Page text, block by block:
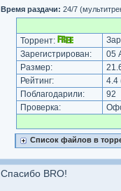
Время раздачи: 24/7
Торрент:
Зарегистрирован:
05
Размер:
Рейтинг: 4.4
Поблагодарили:
92
Проверка:
Список файлов в
Спасибо BRO!